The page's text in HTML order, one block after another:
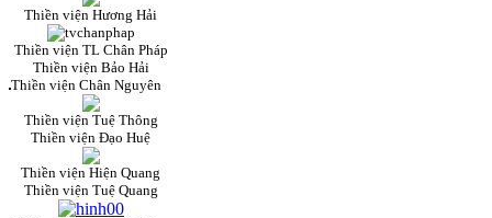
Thiền viện Hương Hải
Thiền viện TL Chân Pháp
Thiền viện Bảo Hải
Thiền viện Chân Nguyên
Thiền viện Tuệ Thông
Thiền viện Đạo Huệ
Thiền viện Hiện Quang
Thiền viện Tuệ Quang